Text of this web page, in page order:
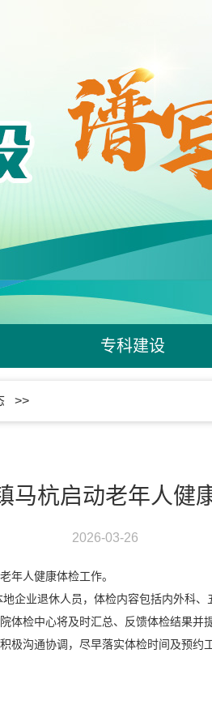
专科建设
>>
马杭启动老年人健
2026-03-26
年人健康体检工作。
企业退休人员，体检内容包括内外科
检中心将及时汇总、反馈体检结果并
极沟通协调，尽早落实体检时间及预